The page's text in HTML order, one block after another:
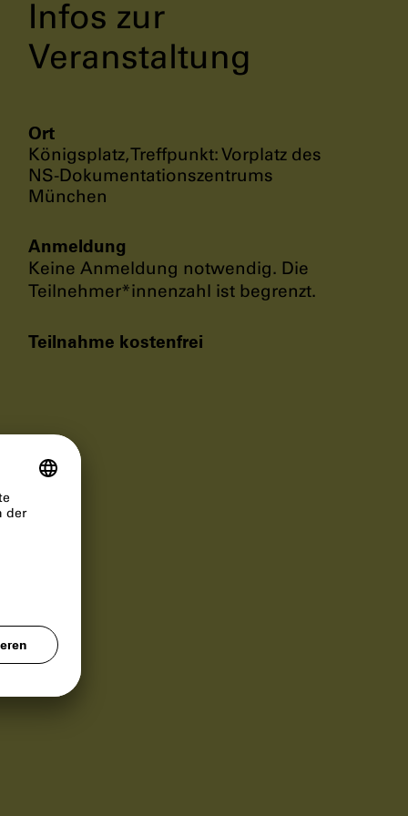
Infos zur
Veranstaltung
Ort
Königsplatz, Treffpunkt: Vorplatz des
NS-Dokumentationszentrums
München
Anmeldung
Keine Anmeldung notwendig. Die
Teilnehmer*innenzahl ist begrenzt.
Teilnahme kostenfrei